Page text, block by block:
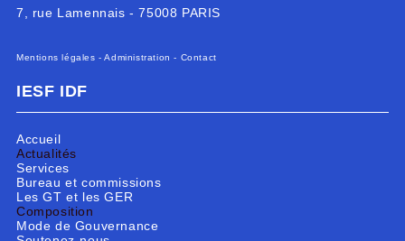
7, rue Lamennais - 75008 PARIS
Mentions légales -Administration - Contact
IESF IDF
Accueil
Actualités
Services
Bureau et commissions
Les GT et les GER
Composition
Mode de Gouvernance